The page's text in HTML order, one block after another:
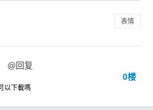
表情
@回复
0楼
以下載嗎